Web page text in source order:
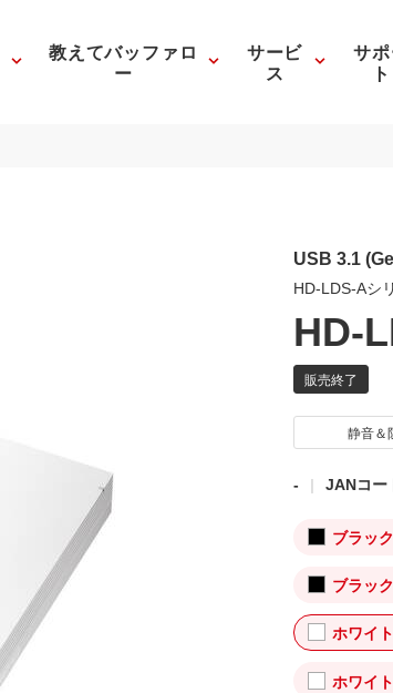
教えてバッファロ
ー
サービ
ス
サ
ト
USB 3.1
HD-LDS-Aシ
HD-
静音＆
- JANコー
ブラッ
ブラッ
ホワイ
ホワイ